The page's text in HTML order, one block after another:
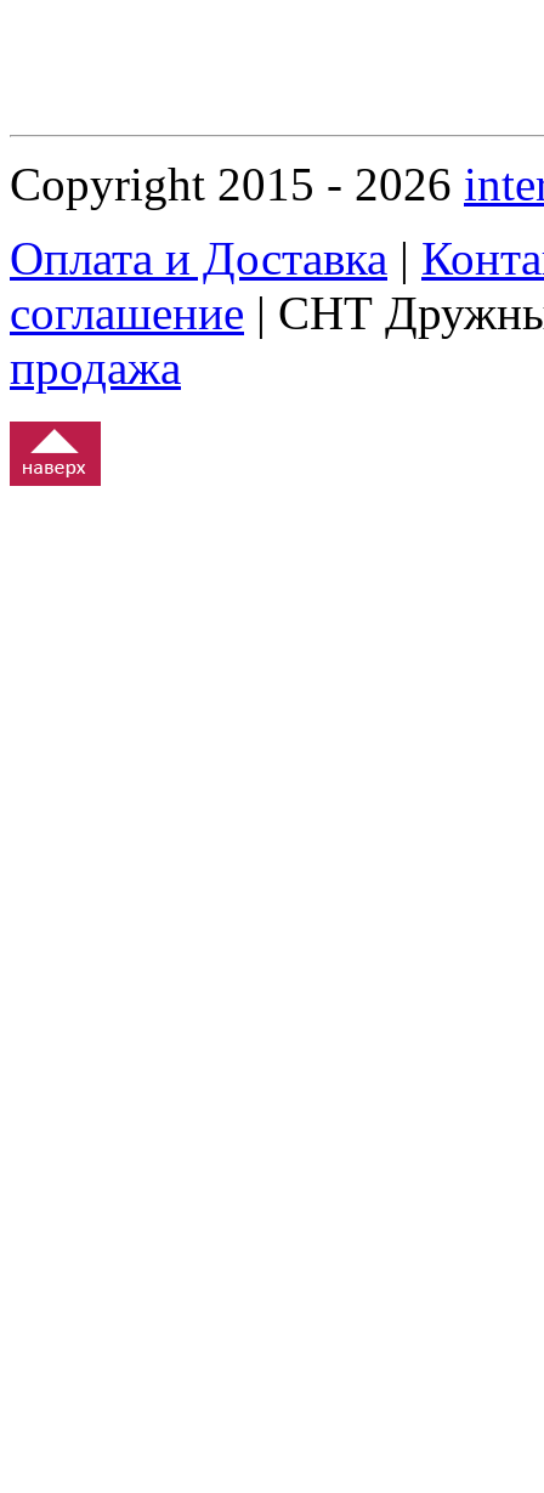
Copyright 2015 - 2026
Оплата и Доставка |
соглашение | СНТ
продажа